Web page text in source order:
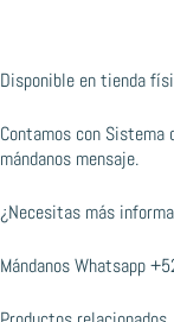
Disponible en tienda
Contamos con Sistema
mándanos mensaje.
¿Necesitas más
Mándanos Whatsapp